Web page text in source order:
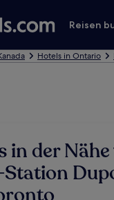
Reisen
Hotels in Ontario
in der